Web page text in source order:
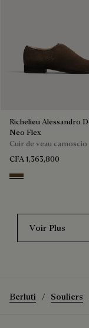
Richelieu Alessandro
Neo Flex
Cuir de veau camoscio
CFA 1,363,800
Pepper
Voir Plus
Berluti Souliers